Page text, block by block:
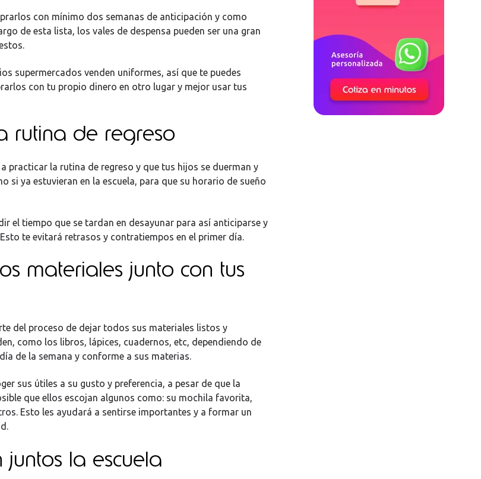
con mínimo dos semanas de anticipación y como
de esta lista, los vales de despensa pueden ser una gran
supermercados venden uniformes, así que te puedes
con tu propio dinero en otro lugar y mejor usar tus
rutina de regreso
practicar la rutina de regreso y que tus hijos se duerman y
si ya estuvieran en la escuela, para que su horario de sueño
el tiempo que se tardan en desayunar para así anticiparse y
te evitará retrasos y contratiempos en el primer día.
materiales junto con tus
del proceso de dejar todos sus materiales listos y
como los libros, lápices, cuadernos, etc, dependiendo de
de la semana y conforme a sus materias.
sus útiles a su gusto y preferencia, a pesar de que la
que ellos escojan algunos como: su mochila favorita,
Esto les ayudará a sentirse importantes y a formar un
juntos la escuela